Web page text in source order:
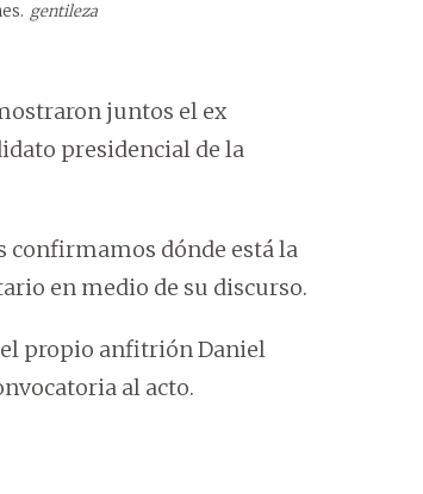
gentileza
juntos el ex
presidencial de la
confirmamos dónde está la
en medio de su discurso.
el propio anfitrión Daniel
al acto.